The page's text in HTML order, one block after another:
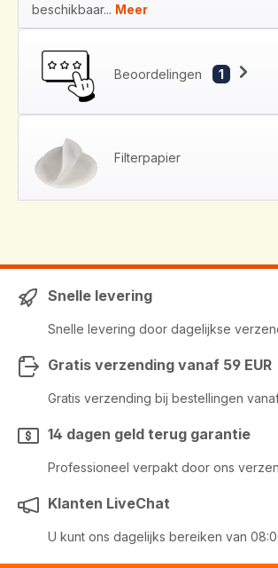
beschikbaar... Meer
Beoordelingen 1
Filterpapier
Snelle levering
Snelle levering door dagelijkse
Gratis verzending vanaf 59 EUR
Gratis verzending bij bestellingen
14 dagen geld terug garantie
Professioneel verpakt door ons
Klanten LiveChat
U kunt ons dagelijks bereiken van